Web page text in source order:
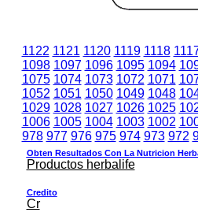
1122 1121 1120 1119 1118
1098 1097 1096 1095 1094
1075 1074 1073 1072 1071
1052 1051 1050 1049 1048
1029 1028 1027 1026 1025
1006 1005 1004 1003 1002
978 977 976 975 974 973 972
Obten Resultados Con La Nutricion
Productos herbalife
Credito
Cr